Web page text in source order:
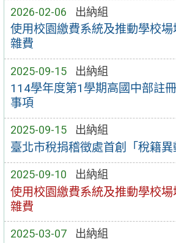
2026-02-06 出納組
使用校園繳費系統及推動學校
雜費
2025-09-15 出納組
114學年度第1學期高國中部註
事項
2025-09-15 出納組
臺北市稅捐稽徵處首創「稅籍
2025-09-10 出納組
使用校園繳費系統及推動學校
雜費
2025-03-07 出納組